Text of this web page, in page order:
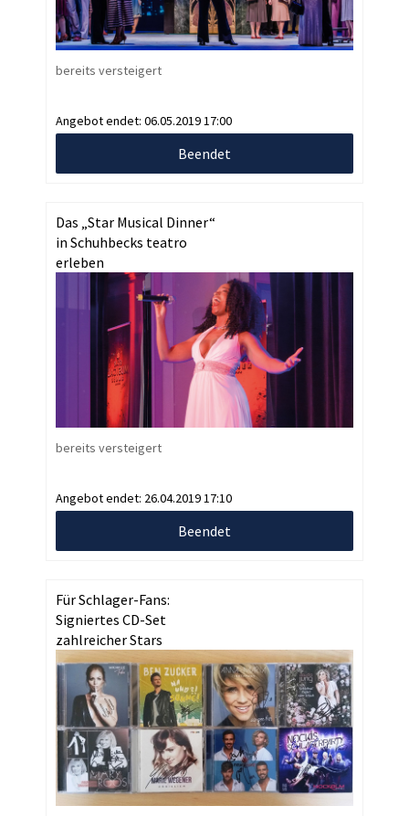
bereits versteigert
Angebot endet: 06.05.2019 17:00
Beendet
Das „Star Musical Dinner“
in Schuhbecks teatro
erleben
bereits versteigert
Angebot endet: 26.04.2019 17:10
Beendet
Für Schlager-Fans:
Signiertes CD-Set
zahlreicher Stars